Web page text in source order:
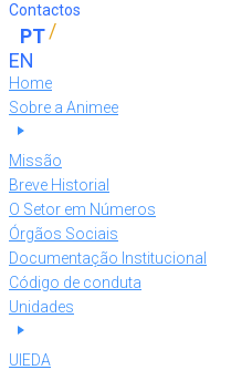
Contactos
Home
Sobre a Animee
Missão
Breve Historial
O Setor em Números
Órgãos Sociais
Documentação Institucional
Código de conduta
Unidades
UIEDA